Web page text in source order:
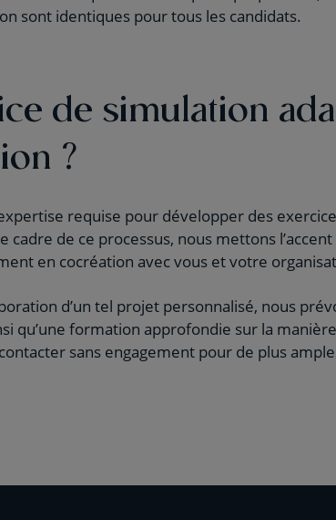
sont identiques pour tous les candidats.
de simulation
?
requise pour développer des
cadre de ce processus, nous mettons
en cocréation avec vous et votre
d’un tel projet personnalisé, nous
qu’une formation approfondie sur la
sans engagement pour de plus